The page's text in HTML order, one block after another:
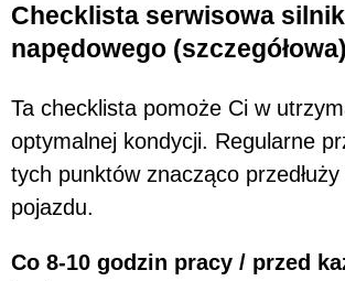
Checklista serwisowa
napędowego (szczegółowa)
Ta checklista pomoże Ci w
optymalnej kondycji. Regularne
tych punktów znacząco
pojazdu.
Co 8-10 godzin pracy / przed